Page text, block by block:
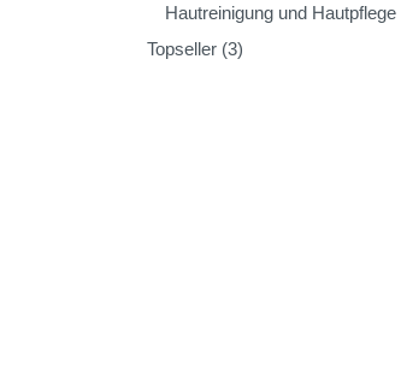
Hautreinigung und Hautpflege
Topseller (3)